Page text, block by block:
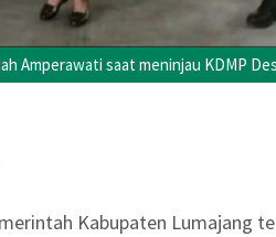
Amperawati saat meninjau KDMP
Kabupaten Lumajang